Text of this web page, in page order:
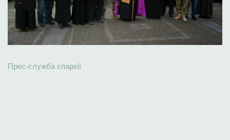
Прес-служба єпархії